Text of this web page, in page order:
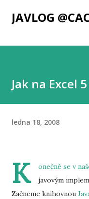
JAVLOG
Jak na Excel
ledna 18, 2008
K
onečně se v
javovým
Začneme knihovnou